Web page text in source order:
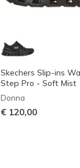
Skechers Slip-ins
Step Pro - Soft Mist
Donna
€ 120,00